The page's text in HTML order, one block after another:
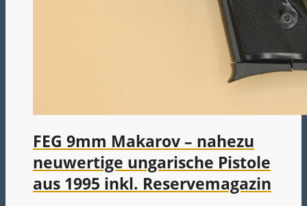
FEG 9mm Makarov – nahezu
neuwertige ungarische Pistole
aus 1995 inkl. Reservemagazin